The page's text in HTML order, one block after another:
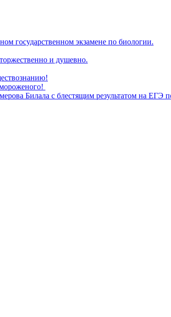
государственном экзамене по биологии.
и душевно.
Билала с блестящим результатом на ЕГЭ